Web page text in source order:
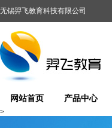
无锡羿飞教育科技有限公司
网站首页 产品中心
>